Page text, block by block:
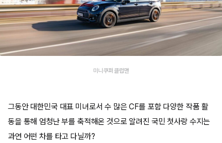
미니쿠퍼 클럽맨
그동안 대한민국 대표 미녀로서 수 많은 CF를 포함 다양한 작품 활
동을 통해 엄청난 부를 축적해온 것으로 알려진 국민 첫사랑 수지는
과연 어떤 차를 타고 다닐까?